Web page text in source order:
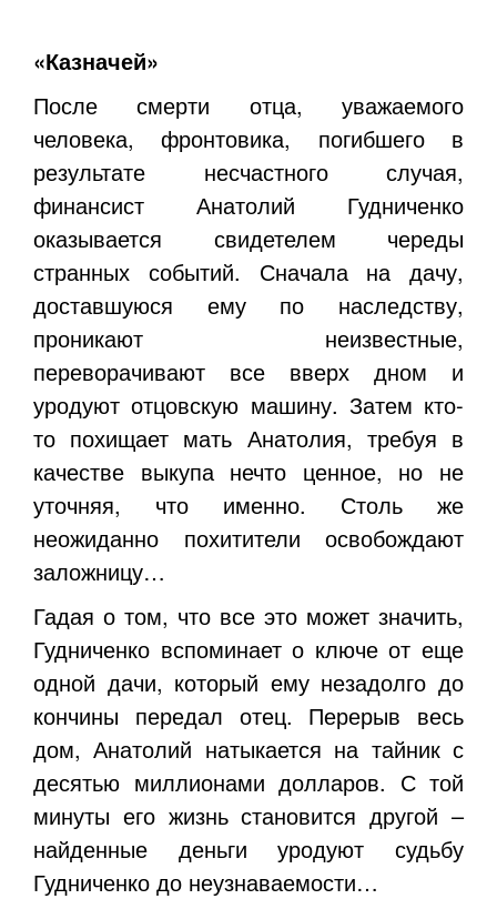
«Казначей»
После смерти отца, уважаемого
человека, фронтовика, погибшего в
результате несчастного случая,
финансист Анатолий Гудниченко
оказывается свидетелем череды
странных событий. Сначала на дачу,
доставшуюся ему по наследству,
проникают неизвестные,
переворачивают все вверх дном и
уродуют отцовскую машину. Затем кто-
то похищает мать Анатолия, требуя в
качестве выкупа нечто ценное, но не
уточняя, что именно. Столь же
неожиданно похитители освобождают
заложницу…
Гадая о том, что все это может значить,
Гудниченко вспоминает о ключе от еще
одной дачи, который ему незадолго до
кончины передал отец. Перерыв весь
дом, Анатолий натыкается на тайник с
десятью миллионами долларов. С той
минуты его жизнь становится другой –
найденные деньги уродуют судьбу
Гудниченко до неузнаваемости…